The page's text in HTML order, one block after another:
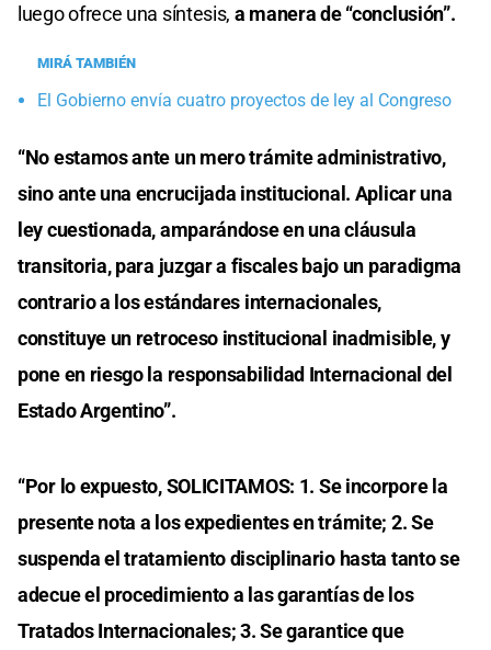
luego ofrece una síntesis, a manera de “conclusión”.
MIRÁ TAMBIÉN
El Gobierno envía cuatro proyectos de ley al Congreso
“No estamos ante un mero trámite administrativo,
sino ante una encrucijada institucional. Aplicar una
ley cuestionada, amparándose en una cláusula
transitoria, para juzgar a fiscales bajo un paradigma
contrario a los estándares internacionales,
constituye un retroceso institucional inadmisible, y
pone en riesgo la responsabilidad Internacional del
Estado Argentino”.
“Por lo expuesto, SOLICITAMOS: 1. Se incorpore la
presente nota a los expedientes en trámite; 2. Se
suspenda el tratamiento disciplinario hasta tanto se
adecue el procedimiento a las garantías de los
Tratados Internacionales; 3. Se garantice que